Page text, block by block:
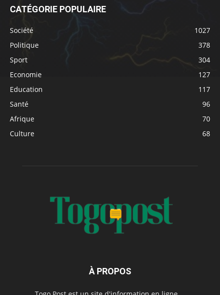
CATÉGORIE POPULAIRE
Société
1027
Politique
378
Sport
304
Economie
127
Education
117
Santé
96
Afrique
70
Culture
68
À PROPOS